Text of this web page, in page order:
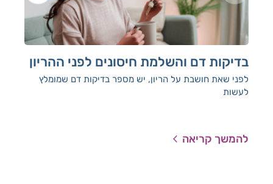
בדיקות דם והשלמת חיסונים לפני ההריון
לפני שאת חושבת על הריון, יש מספר בדיקות דם שמומלץ
לעשות
להמשך קריאה